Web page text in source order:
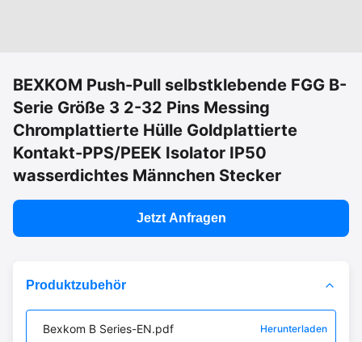
BEXKOM Push-Pull selbstklebende FGG B-
Serie Größe 3 2-32 Pins Messing
Chromplattierte Hülle Goldplattierte
Kontakt-PPS/PEEK Isolator IP50
wasserdichtes Männchen Stecker
Jetzt Anfragen
Produktzubehör
Bexkom B Series-EN.pdf Herunterladen